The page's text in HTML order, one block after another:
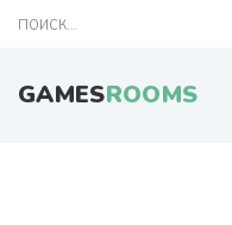
GAMESROOMS